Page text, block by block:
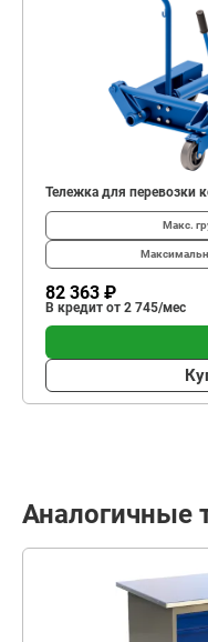
Тележка для перевозки
Макс.
82 363 ₽
В кредит от 2 745/мес
Аналогичные